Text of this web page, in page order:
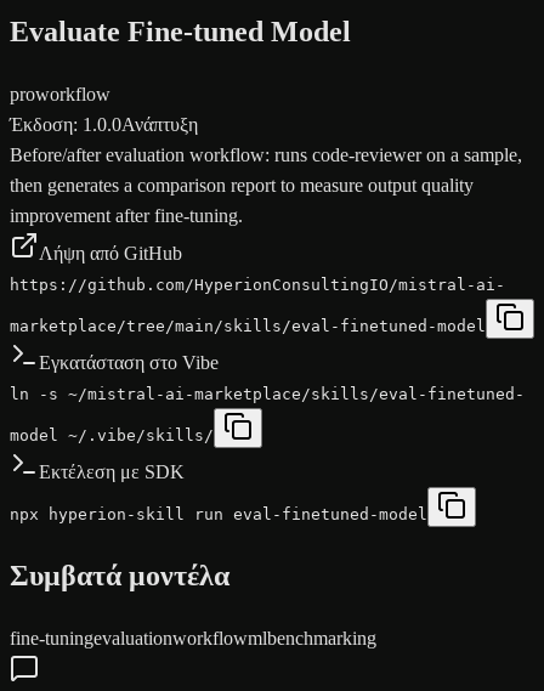
Evaluate Fine-tuned Model
proworkflow
Έκδοση: 1.0.0Ανάπτυξη
Before/after evaluation workflow: runs code-reviewer on a sample,
then generates a comparison report to measure output quality
improvement after fine-tuning.
Λήψη από GitHub
https://github.com/HyperionConsultingIO/mistral-ai-
marketplace/tree/main/skills/eval-finetuned-model
Εγκατάσταση στο Vibe
ln -s ~/mistral-ai-marketplace/skills/eval-finetuned-
model ~/.vibe/skills/
Εκτέλεση με SDK
npx hyperion-skill run eval-finetuned-model
Συμβατά μοντέλα
fine-tuningevaluationworkflowmlbenchmarking